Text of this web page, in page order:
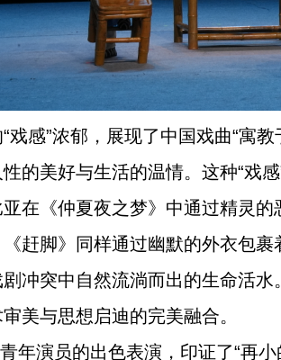
“戏感”浓郁，展现了中国戏曲“寓
的美好与生活的温情。这种“戏
在《仲夏夜之梦》中通过精灵
赶脚》同样通过幽默的外衣包
冲突中自然流淌而出的生命活
美与思想启迪的完美融合。
青年演员的出色表演，印证了“再